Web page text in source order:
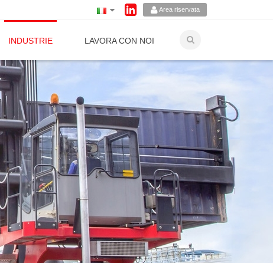
Area riservata
INDUSTRIE LAVORA CON NOI